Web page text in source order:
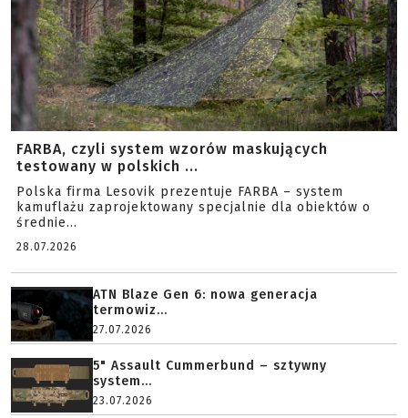
FARBA, czyli system wzorów maskujących
testowany w polskich ...
Polska firma Lesovik prezentuje FARBA – system
kamuflażu zaprojektowany specjalnie dla obiektów o
średnie...
28.07.2026
ATN Blaze Gen 6: nowa generacja
termowiz...
27.07.2026
5" Assault Cummerbund – sztywny
system...
23.07.2026